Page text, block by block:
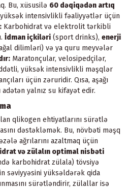
Bu, xüsusilə 60 dəqiqədən artıq
intensivlikli fəaliyyətlər üçün
Karbohidrat və elektrolit tərkibli
İdman içkiləri (sport drinks), enerji
dilimləri) və ya quru meyvələr
Maratonçular, velosipedçilər,
yüksək intensivlikli məşqlər
üçün zəruridir. Qısa, aşağı
yalnız su kifayət edir.
qlikogen ehtiyatlarını sürətlə
dəstəkləmək. Bu, növbəti məşq
ağrılarını azaltmaq üçün
və zülalın optimal nisbəti
karbohidrat zülala) tövsiyə
səviyyəsini yüksəldərək qida
sürətləndirir, zülallar isə